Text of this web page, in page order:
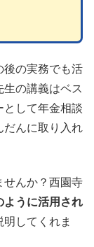
後の実務でも活
の講義はベス
として年金相談
だんに取り入れ
せんか？西園寺
ように活用され
してくれま